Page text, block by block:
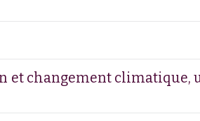
et changement climatique,